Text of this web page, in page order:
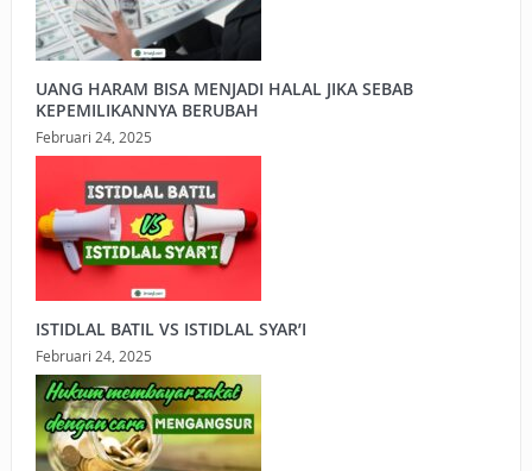
UANG HARAM BISA MENJADI HALAL JIKA SEBAB
KEPEMILIKANNYA BERUBAH
Februari 24, 2025
ISTIDLAL BATIL VS ISTIDLAL SYAR’I
Februari 24, 2025